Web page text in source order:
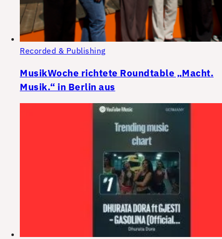
Recorded & Publishing
MusikWoche richtete Roundtable „Macht.
Musik.“ in Berlin aus